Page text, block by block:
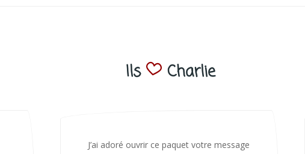
Ils Charlie
Bonjour Nadia Bien reçu le colis auj,